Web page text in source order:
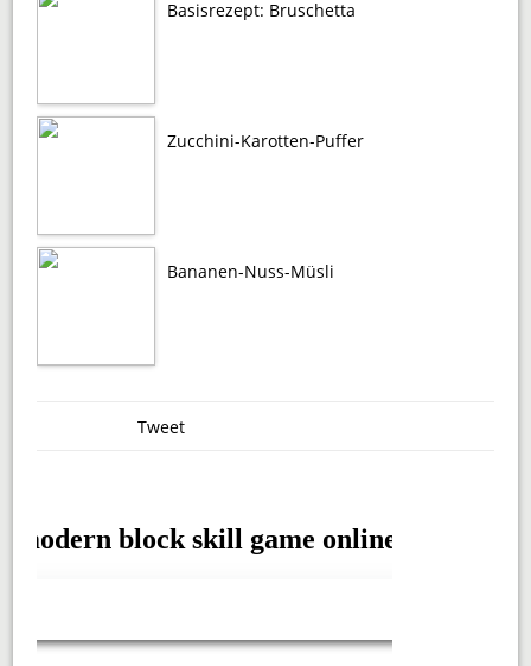
Basisrezept: Bruschetta
Zucchini-Karotten-Puffer
Bananen-Nuss-Müsli
Tweet